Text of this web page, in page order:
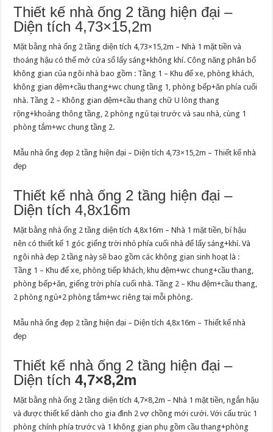
Thiết kế nhà ống 2 tầng hiện đại –
Diện tích 4,73×15,2m
Mặt bằng nhà ống 2 tầng diện tích 4,73×15,2m – Nhà 1 mặt tiền và
thoáng hậu có thể mở cửa sổ lấy sáng+không khí. Công năng phân bổ
không gian của ngôi nhà bao gồm : Tầng 1 – Khu để xe, phòng khách,
không gian đệm+cầu thang+wc chung tầng 1, phòng bếp+ăn phía cuối
nhà. Tầng 2 – Không gian đệm+cầu thang chữ U lòng thang
rộng+khoảng thông tầng, 2 phòng ngủ tại trước và sau nhà, cùng 1
phòng tắm+wc chung tầng 2.
Mẫu nhà ống đẹp 2 tầng hiện đại – Diện tích 4,73×15,2m – Thiết kế nhà
đẹp
Thiết kế nhà ống 2 tầng hiện đại –
Diện tích 4,8x16m
Mặt bằng nhà ống 2 tầng diện tích 4,8x16m – Nhà 1 mặt tiền, bí hậu
nên có thiết kế 1 góc giếng trời nhỏ phía cuối nhà để lấy sáng+khí. Và
ngôi nhà đẹp 2 tầng này sẽ bao gồm các không gian sinh hoạt là :
Tầng 1 – Khu để xe, phòng tiếp khách, khu đệm+wc chung+cầu thang,
phòng bếp+ăn, giếng trời phía cuối nhà. Tầng 2 – Khu đệm+cầu thang,
2 phòng ngủ+2 phòng tắm+wc riêng tại mỗi phòng.
Mẫu nhà ống đẹp 2 tầng hiện đại – Diện tích 4,8x16m – Thiết kế nhà
đẹp
Thiết kế nhà ống 2 tầng hiện đại –
Diện tích 4,7×8,2m
Mặt bằng nhà ống 2 tầng diện tích 4,7×8,2m – Nhà 1 mặt tiền, ngắn hậu
và được thiết kế dành cho gia đình 2 vợ chồng mới cưới. Với cấu trúc 1
phòng chính phía trước và 1 không gian phụ gồm cầu thang+phòng